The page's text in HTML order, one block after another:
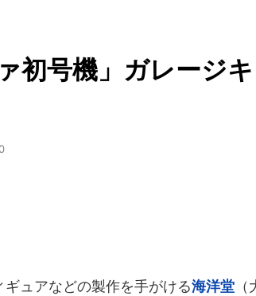
ァ初号機」ガレー
ュアなどの製作を手がける海洋堂